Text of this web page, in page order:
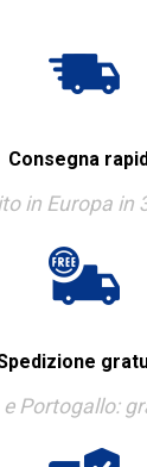
Consegna
in Europa in
Portogallo: